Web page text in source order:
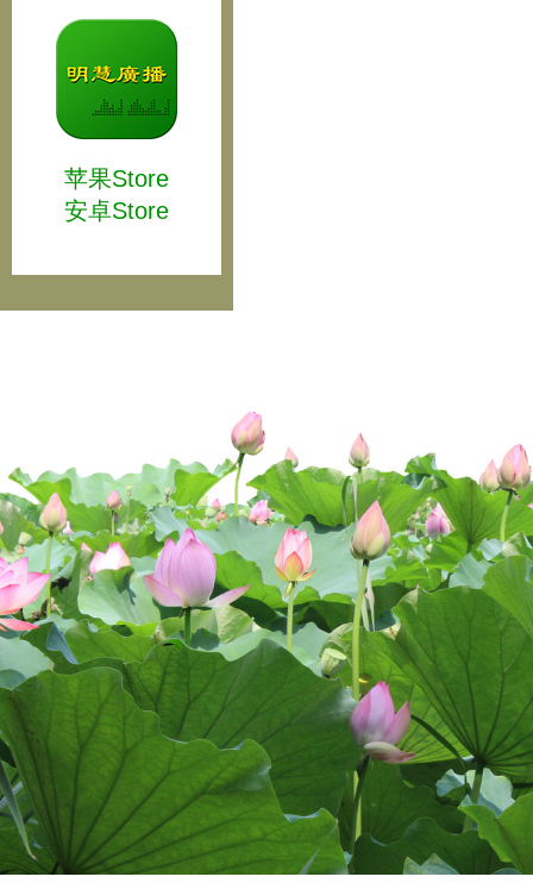
苹果Store
安卓Store